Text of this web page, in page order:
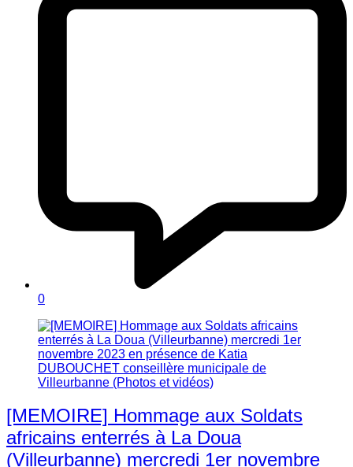
0
[MEMOIRE] Hommage aux Soldats
africains enterrés à La Doua
(Villeurbanne) mercredi 1er novembre